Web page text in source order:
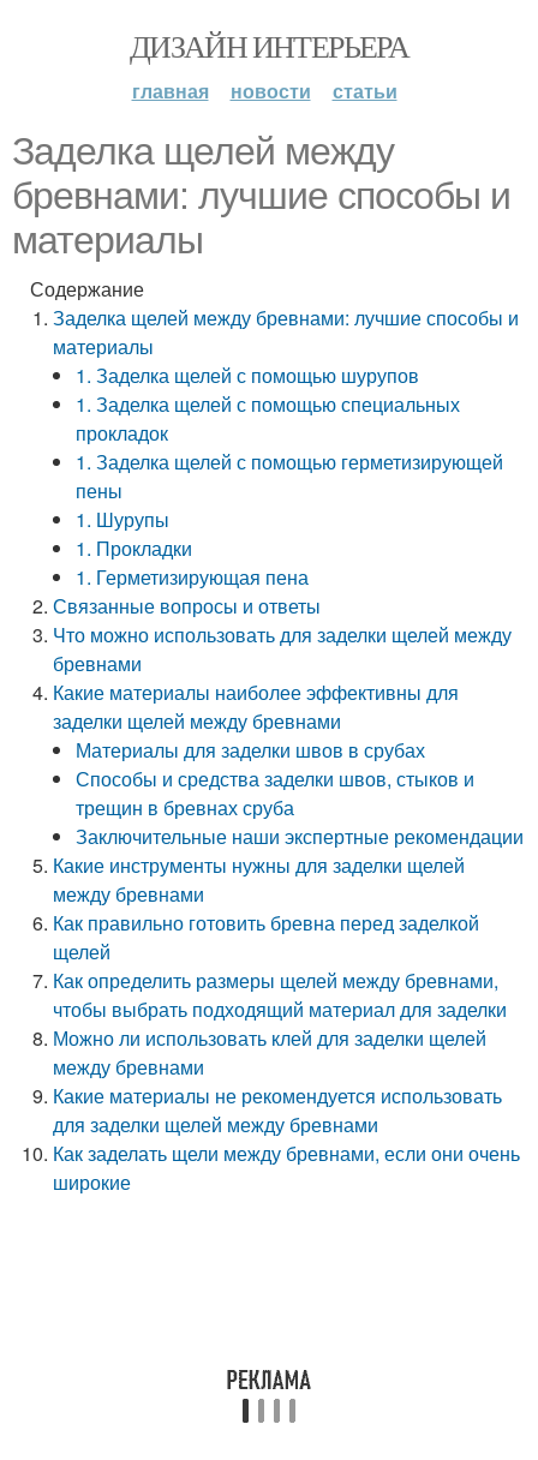
ДИЗАЙН ИНТЕРЬЕРА
главная новости статьи
Заделка щелей между
бревнами: лучшие способы и
материалы
Содержание
Заделка щелей между бревнами: лучшие способы и
материалы
1. Заделка щелей с помощью шурупов
1. Заделка щелей с помощью специальных
прокладок
1. Заделка щелей с помощью герметизирующей
пены
1. Шурупы
1. Прокладки
1. Герметизирующая пена
Связанные вопросы и ответы
Что можно использовать для заделки щелей между
бревнами
Какие материалы наиболее эффективны для
заделки щелей между бревнами
Материалы для заделки швов в срубах
Способы и средства заделки швов, стыков и
трещин в бревнах сруба
Заключительные наши экспертные рекомендации
Какие инструменты нужны для заделки щелей
между бревнами
Как правильно готовить бревна перед заделкой
щелей
Как определить размеры щелей между бревнами,
чтобы выбрать подходящий материал для заделки
Можно ли использовать клей для заделки щелей
между бревнами
Какие материалы не рекомендуется использовать
для заделки щелей между бревнами
Как заделать щели между бревнами, если они очень
широкие